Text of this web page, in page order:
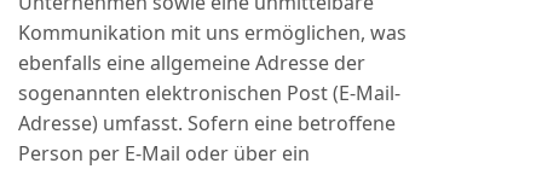
Kommunikation mit uns ermöglichen, was
ebenfalls eine allgemeine Adresse der
sogenannten elektronischen Post (E-Mail-
Adresse) umfasst. Sofern eine betroffene
Person per E-Mail oder über ein